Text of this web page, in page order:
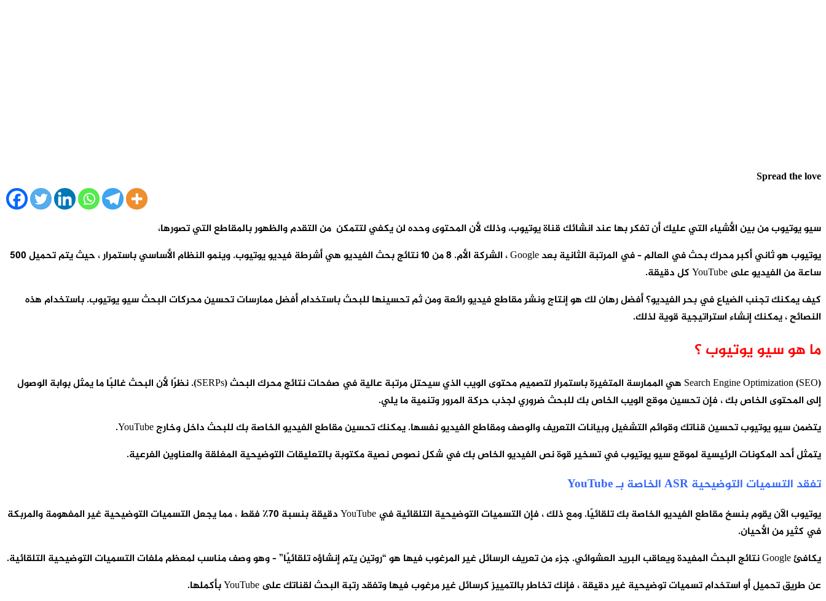
Spread the love
سيو يوتيوب من بين الأشياء التي عليك أن تفكر بها عند انشائك قناة يوتيوب، وذلك لأن المحتوى وحده لن يكفي لتتمكن من التقدم والظهور بالمقاطع التي تصورها،
يوتيوب هو ثاني أكبر محرك بحث في العالم – في المرتبة الثانية بعد Google ، الشركة الأم. 8 من 10 نتائج بحث الفيديو هي أشرطة فيديو يوتيوب. وينمو النظام الأساسي باستمرار ، حيث يتم تحميل 500
ساعة من الفيديو على YouTube كل دقيقة.
كيف يمكنك تجنب الضياع في بحر الفيديو؟ أفضل رهان لك هو إنتاج ونشر مقاطع فيديو رائعة ومن ثم تحسينها للبحث باستخدام أفضل ممارسات تحسين محركات البحث سيو يوتيوب. باستخدام هذه
النصائح ، يمكنك إنشاء استراتيجية قوية لذلك.
ما هو سيو يوتيوب ؟
Search Engine Optimization (SEO) هي الممارسة المتغيرة باستمرار لتصميم محتوى الويب الذي سيحتل مرتبة عالية في صفحات نتائج محرك البحث (SERPs). نظرًا لأن البحث غالبًا ما يمثل بوابة الوصول
إلى المحتوى الخاص بك ، فإن تحسين موقع الويب الخاص بك للبحث ضروري لجذب حركة المرور وتنمية ما يلي.
يتضمن سيو يوتيوب تحسين قناتك وقوائم التشغيل وبيانات التعريف والوصف ومقاطع الفيديو نفسها. يمكنك تحسين مقاطع الفيديو الخاصة بك للبحث داخل وخارج YouTube.
يتمثل أحد المكونات الرئيسية لموقع سيو يوتيوب في تسخير قوة نص الفيديو الخاص بك في شكل نصوص نصية مكتوبة بالتعليقات التوضيحية المغلقة والعناوين الفرعية.
تفقد التسميات التوضيحية ASR الخاصة بـ YouTube
يوتيوب الآن يقوم بنسخ مقاطع الفيديو الخاصة بك تلقائيًا. ومع ذلك ، فإن التسميات التوضيحية التلقائية في YouTube دقيقة بنسبة 70٪ فقط ، مما يجعل التسميات التوضيحية غير المفهومة والمربكة
في كثير من الأحيان.
يكافئ Google نتائج البحث المفيدة ويعاقب البريد العشوائي. جزء من تعريف الرسائل غير المرغوب فيها هو “روتين يتم إنشاؤه تلقائيًا” – وهو وصف مناسب لمعظم ملفات التسميات التوضيحية التلقائية.
عن طريق تحميل أو استخدام تسميات توضيحية غير دقيقة ، فإنك تخاطر بالتمييز كرسائل غير مرغوب فيها وتفقد رتبة البحث لقناتك على YouTube بأكملها.